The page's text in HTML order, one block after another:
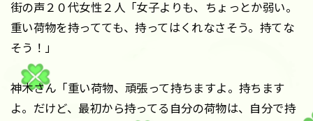
街の声２０代女性２人「女子よりも、ちょっとか弱い。
重い荷物を持ってても、持ってはくれなさそう。持てな
そう！」
神木さん「重い荷物、頑張って持ちますよ。持ちます
よ。だけど、最初から持ってる自分の荷物は、自分で持